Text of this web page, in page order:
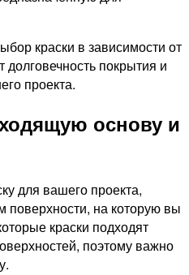
краски в зависимости от
долговечность покрытия и
проекта.
основу и
для вашего проекта,
поверхности, на которую вы
краски подходят
поэтому важно